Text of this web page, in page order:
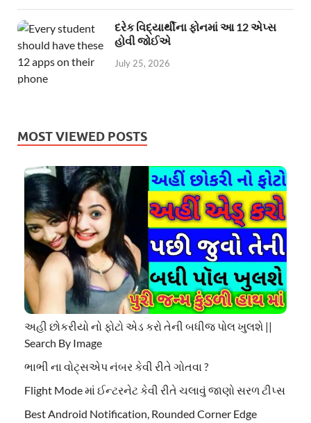
દરેક વિદ્યાર્થીના ફોનમાં આ 12 એપ્સ
હોવી જોઈએ
July 25, 2026
MOST VIEWED POSTS
અહી છોકરીયો નો ફોટો એડ કરો તેની બધીજ પોલ ખુલશે ||
Search By Image
ભાભી ના વોટ્સએપ નંબર કેવી રીતે ગોતવા ?
Flight Mode માં ઈન્ટરનેટ કેવી રીતે ચલાવું જાણો સરળ ટીપ્સ
Best Android Notification, Rounded Corner Edge